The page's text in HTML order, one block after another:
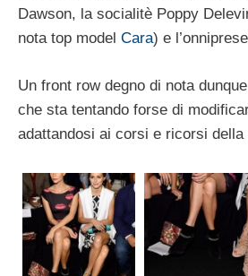
Dawson, la socialitè Poppy
nota top model Cara) e
Un front row degno di nota
che sta tentando forse di
adattandosi ai corsi e ricorsi della